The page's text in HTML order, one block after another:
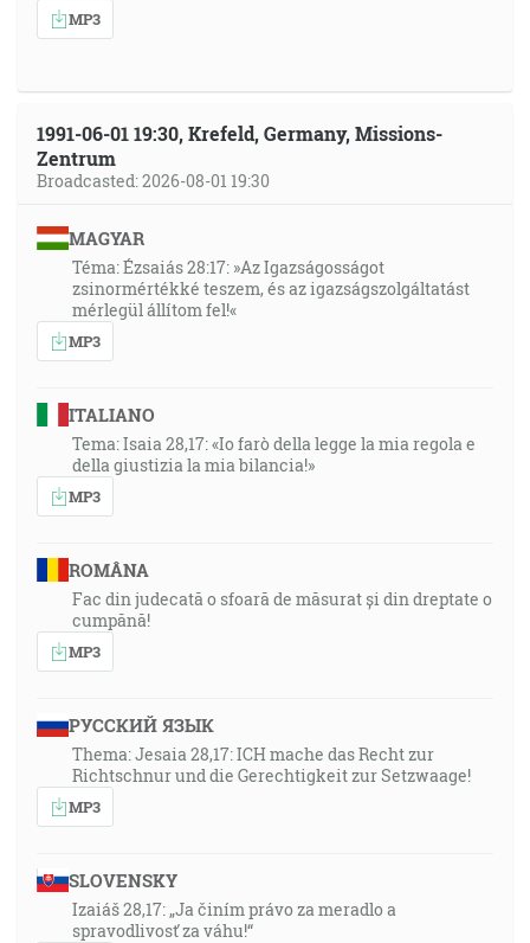
MP3
1991-06-01 19:30, Krefeld, Germany, Missions-
Zentrum
Broadcasted: 2026-08-01 19:30
MAGYAR
Téma: Ézsaiás 28:17: »Az Igazságosságot
zsinormértékké teszem, és az igazságszolgáltatást
mérlegül állítom fel!«
MP3
ITALIANO
Tema: Isaia 28,17: «Io farò della legge la mia regola e
della giustizia la mia bilancia!»
MP3
ROMÂNA
Fac din judecată o sfoară de măsurat și din dreptate o
cumpănă!
MP3
РУССКИЙ ЯЗЫК
Thema: Jesaia 28,17: ICH mache das Recht zur
Richtschnur und die Gerechtigkeit zur Setzwaage!
MP3
SLOVENSKY
Izaiáš 28,17: „Ja činím právo za meradlo a
spravodlivosť za váhu!“